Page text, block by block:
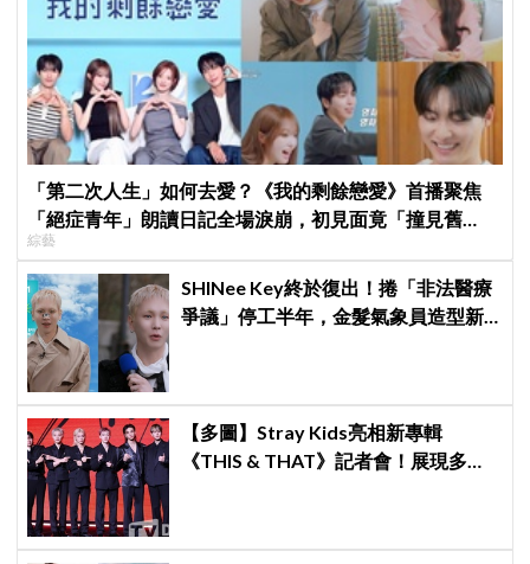
「第二次人生」如何去愛？《我的剩餘戀愛》首播聚焦
「絕症青年」朗讀日記全場淚崩，初見面竟「撞見舊
識」！
綜藝
SHINee Key終於復出！捲「非法醫療
爭議」停工半年，金髮氣象員造型新
【多圖】Stray Kids亮相新專輯
《THIS & THAT》記者會！展現多才